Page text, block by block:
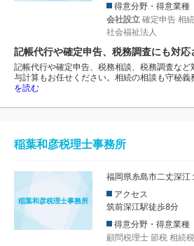
得意分野・得意業種
会社設立 確定申告 相
社会福祉法人
記帳代行や確定申告、税務調査にも対応
記帳代行や確定申告、税務相談、税務調査な
与計算もお任せください。相続の相談も守秘義
を読む
稲葉和彦税理士事務所
稲葉和彦税理士事務所
福岡県糸島市二丈深江
アクセス
筑前深江駅徒歩8分
得意分野・得意業種
顧問税理士 節税 相続税